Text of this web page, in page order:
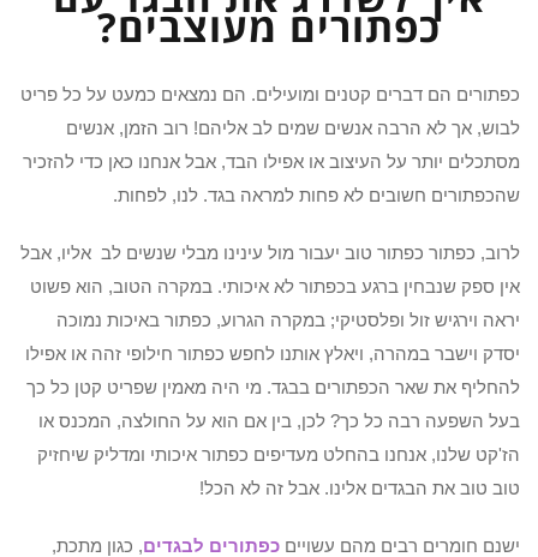
כפתורים מעוצבים?
כפתורים הם דברים קטנים ומועילים. הם נמצאים כמעט על כל פריט
לבוש, אך לא הרבה אנשים שמים לב אליהם! רוב הזמן, אנשים
מסתכלים יותר על העיצוב או אפילו הבד, אבל אנחנו כאן כדי להזכיר
שהכפתורים חשובים לא פחות למראה בגד. לנו, לפחות.
לרוב, כפתור כפתור טוב יעבור מול עינינו מבלי שנשים לב אליו, אבל
אין ספק שנבחין ברגע בכפתור לא איכותי. במקרה הטוב, הוא פשוט
יראה וירגיש זול ופלסטיקי; במקרה הגרוע, כפתור באיכות נמוכה
יסדק וישבר במהרה, ויאלץ אותנו לחפש כפתור חילופי זהה או אפילו
להחליף את שאר הכפתורים בבגד. מי היה מאמין שפריט קטן כל כך
בעל השפעה רבה כל כך? לכן, בין אם הוא על החולצה, המכנס או
הז'קט שלנו, אנחנו בהחלט מעדיפים כפתור איכותי ומדליק שיחזיק
טוב טוב את הבגדים אלינו. אבל זה לא הכל!
ישנם חומרים רבים מהם עשויים כפתורים לבגדים, כגון מתכת,